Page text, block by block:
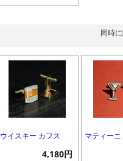
同時
ウイスキー カフス
4,180円
マティーニ